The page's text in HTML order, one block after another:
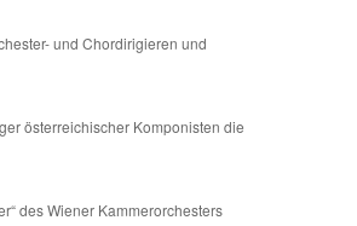
und Chordirigieren und
österreichischer Komponisten die
des Wiener Kammerorchesters